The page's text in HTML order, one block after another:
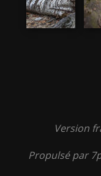
Version
Propulsé par